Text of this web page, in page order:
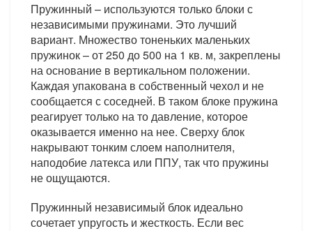
Пружинный – используются только блоки с
независимыми пружинами. Это лучший
вариант. Множество тоненьких маленьких
пружинок – от 250 до 500 на 1 кв. м, закреплены
на основание в вертикальном положении.
Каждая упакована в собственный чехол и не
сообщается с соседней. В таком блоке пружина
реагирует только на то давление, которое
оказывается именно на нее. Сверху блок
накрывают тонким слоем наполнителя,
наподобие латекса или ППУ, так что пружины
не ощущаются.
Пружинный независимый блок идеально
сочетает упругость и жесткость. Если вес